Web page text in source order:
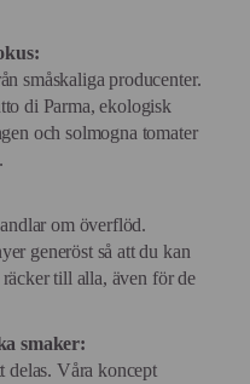
småskaliga producenter.
di Parma, ekologisk
och solmogna tomater
om överflöd.
generöst så att du kan
till alla, även för de
smaker:
delas. Våra koncept